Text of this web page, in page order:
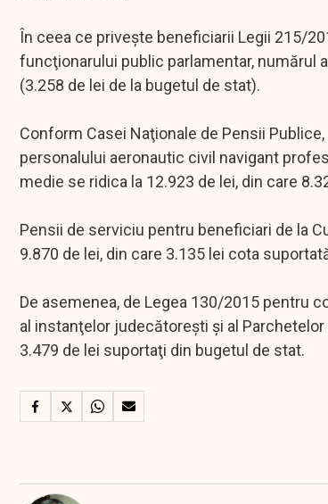
În ceea ce priveşte beneficiarii Legii 215/
funcţionarului public parlamentar, numărul
(3.258 de lei de la bugetul de stat).
Conform Casei Naţionale de Pensii
personalului aeronautic civil navigant
medie se ridica la 12.923 de lei, din care
Pensii de serviciu pentru beneficiari de la
9.870 de lei, din care 3.135 lei cota
De asemenea, de Legea 130/2015 pentru
al instanţelor judecătoreşti şi al
3.479 de lei suportaţi din bugetul de stat.